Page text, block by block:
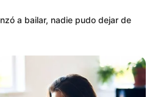
a bailar, nadie pudo dejar de